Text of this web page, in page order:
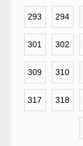
293 294
301 302
309 310
317 318